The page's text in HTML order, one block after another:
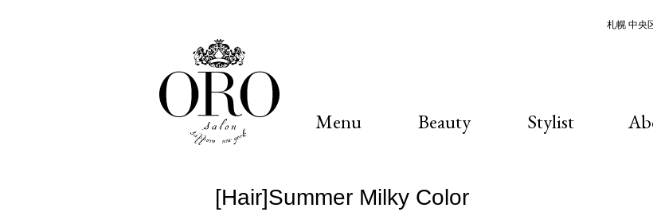
札幌 中央
Menu Beauty Stylist
[Hair]Summer Milky Color